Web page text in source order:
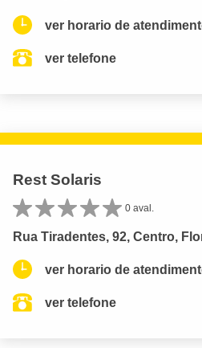
ver horario de
ver telefone
Rest Solaris
0 aval.
Rua Tiradentes, 92, Centro,
ver horario de
ver telefone